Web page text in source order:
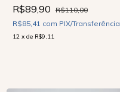
R$89,90 R$110,00
R$85,41 com PIX/Transferência
12 x de R$9,11